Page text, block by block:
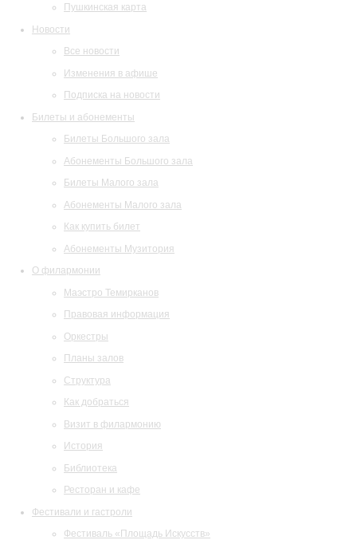
Пушкинская карта
Новости
Все новости
Изменения в афише
Подписка на новости
Билеты и абонементы
Билеты Большого зала
Абонементы Большого зала
Билеты Малого зала
Абонементы Малого зала
Как купить билет
Абонементы Музитория
О филармонии
Маэстро Темирканов
Правовая информация
Оркестры
Планы залов
Структура
Как добраться
Визит в филармонию
История
Библиотека
Ресторан и кафе
Фестивали и гастроли
Фестиваль «Площадь Искусств»